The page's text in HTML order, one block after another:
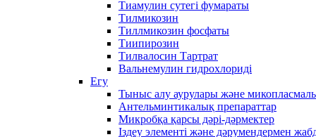
Тиамулин сутегі фумараты
Тилмикозин
Тиллмикозин фосфаты
Тиипирозин
Тилвалосин Тартрат
Вальнемулин гидрохлориді
Егу
Тыныс алу аурулары және
Антельминтикалық препараттар
Микробқа қарсы дәрі-дәрмектер
Іздеу элементі және дәрумендермен